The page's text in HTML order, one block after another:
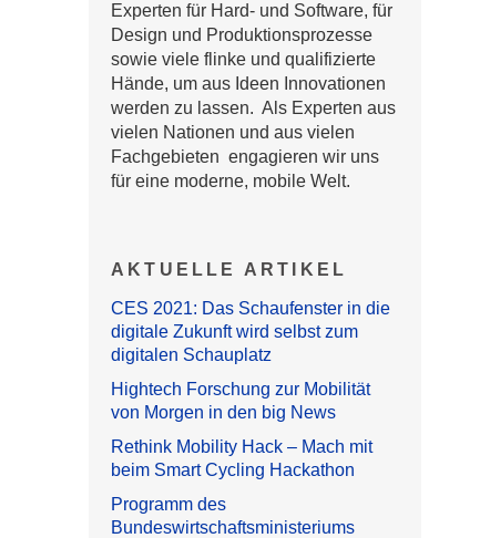
Experten für Hard- und Software, für
Design und Produktionsprozesse
sowie viele flinke und qualifizierte
Hände, um aus Ideen Innovationen
werden zu lassen. Als Experten aus
vielen Nationen und aus vielen
Fachgebieten engagieren wir uns
für eine moderne, mobile Welt.
AKTUELLE ARTIKEL
CES 2021: Das Schaufenster in die
digitale Zukunft wird selbst zum
digitalen Schauplatz
Hightech Forschung zur Mobilität
von Morgen in den big News
Rethink Mobility Hack – Mach mit
beim Smart Cycling Hackathon
Programm des
Bundeswirtschaftsministeriums